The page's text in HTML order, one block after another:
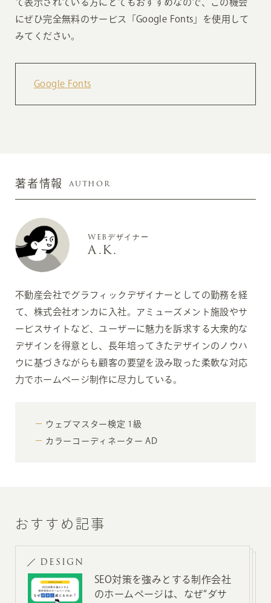
て表示されている方にとてもおすすめなので、この機会
にぜひ完全無料のサービス「Google Fonts」を使用して
みてください。
Google Fonts
著者情報 AUTHOR
WEBデザイナー
A.K.
不動産会社でグラフィックデザイナーとしての勤務を経
て、株式会社オンカに入社。アミューズメント施設やサ
ービスサイトなど、ユーザーに魅力を訴求する大衆的な
デザインを得意とし、長年培ってきたデザインのノウハ
ウに基づきながらも顧客の要望を汲み取った柔軟な対応
力でホームページ制作に尽力している。
ウェブマスター検定 1級
カラーコーディネーター AD
おすすめ記事
DESIGN
SEO対策を強みとする制作会社
のホームページは、なぜ“ダサ